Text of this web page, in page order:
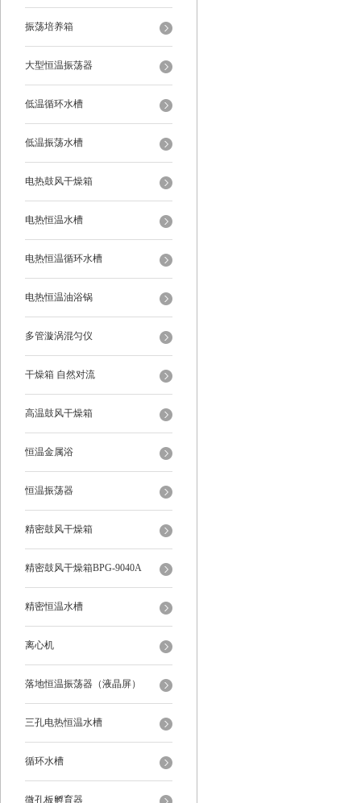
振荡培养箱
大型恒温振荡器
低温循环水槽
低温振荡水槽
电热鼓风干燥箱
电热恒温水槽
电热恒温循环水槽
电热恒温油浴锅
多管漩涡混匀仪
干燥箱 自然对流
高温鼓风干燥箱
恒温金属浴
恒温振荡器
精密鼓风干燥箱
精密鼓风干燥箱BPG-9040A
精密恒温水槽
离心机
落地恒温振荡器（液晶屏）
三孔电热恒温水槽
循环水槽
微孔板孵育器